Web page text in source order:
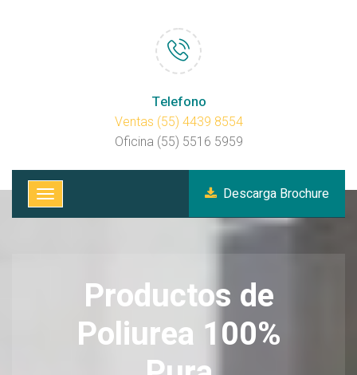
Telefono
Ventas (55) 4439 8554
Oficina (55) 5516 5959
Descarga Brochure
Productos de
Poliurea 100%